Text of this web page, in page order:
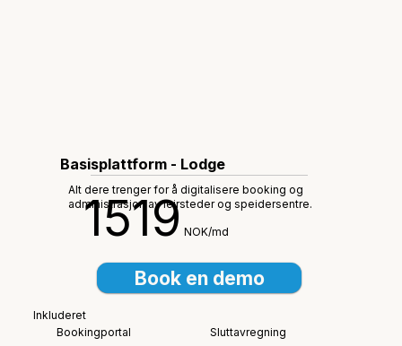
Basisplattform - Lodge
Alt dere trenger for å digitalisere booking og
administrasjon av leirsteder og speidersentre.
1519NOK/md
Book en demo
Inkluderet
Bookingportal
Sluttavregning